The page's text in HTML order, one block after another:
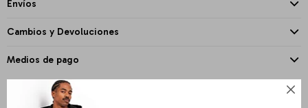

Envíos
Cambios y Devoluciones
Medios de pago